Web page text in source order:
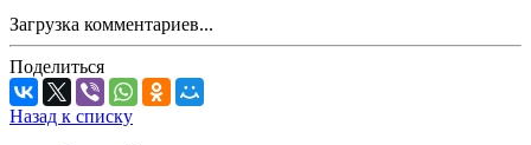
Загрузка комментариев...
Поделиться
Назад к списку